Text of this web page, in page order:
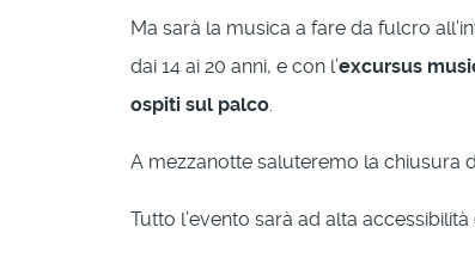
Ma sarà la musica a fare da fulcro
dai 14 ai 20 anni, e con l’excursus
ospiti sul palco.
A mezzanotte saluteremo la chiusura
Tutto l’evento sarà ad alta